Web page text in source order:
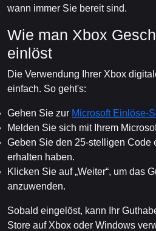
wann immer Sie bereit sind.
Wie man Xbox
einlöst
Die Verwendung Ihrer Xbox
einfach. So geht's:
Gehen Sie zur Microsoft Einlöse-
Melden Sie sich mit Ihrem
Geben Sie den 25-stelligen Code
erhalten haben.
Klicken Sie auf „Weiter“, um das
anzuwenden.
Sobald eingelöst, kann Ihr
Store auf Xbox oder Windows